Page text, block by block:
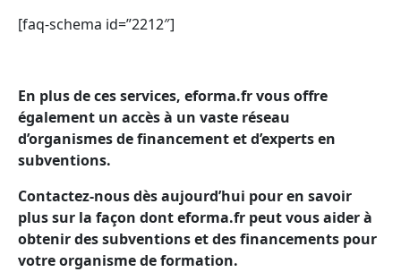
[faq-schema id=”2212″]
En plus de ces services, eforma.fr vous offre
également un accès à un vaste réseau
d’organismes de financement et d’experts en
subventions.
Contactez-nous dès aujourd’hui pour en savoir
plus sur la façon dont eforma.fr peut vous aider à
obtenir des subventions et des financements pour
votre organisme de formation.